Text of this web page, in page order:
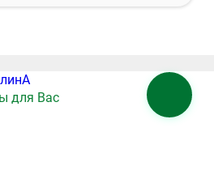
для Вас